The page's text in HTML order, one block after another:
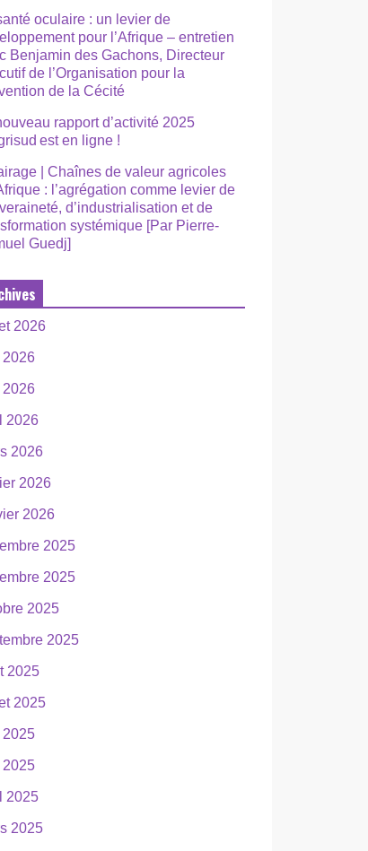
oculaire : un levier de
pour l’Afrique – entretien
Benjamin des Gachons, Directeur
de l’Organisation pour la
de la Cécité
rapport d’activité 2025
est en ligne !
| Chaînes de valeur agricoles
: l’agrégation comme levier de
d’industrialisation et de
systémique [Par Pierre-
Guedj]
2026
2026
2026
2026
2026
2026
2026
2025
2025
2025
2025
2025
2025
2025
2025
2025
2025